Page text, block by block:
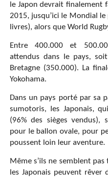
le Japon devrait finalement
2015, jusqu’ici le Mondial
livres), alors que World
Entre 400.000 et
attendus dans le pays,
Bretagne (350.000). La
Yokohama.
Dans un pays porté par sa
sumotoris, les Japonais,
(96% des sièges vendus),
pour le ballon ovale, pour
poussent loin leur aventure.
Même s’ils ne semblent
les Japonais peuvent rêver